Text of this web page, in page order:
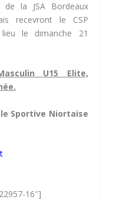
la JSA Bordeaux
recevront le CSP
le dimanche 21
U15 Elite,
Sportive Niortaise
16″]